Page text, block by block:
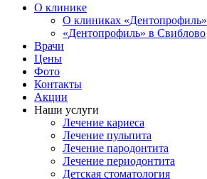
О клинике
О клиниках «Дентопрофиль»
«Дентопрофиль» в Свиблово
Врачи
Цены
Фото
Контакты
Акции
Наши услуги
Лечение кариеса
Лечение пульпита
Лечение пародонтита
Лечение периодонтита
Детская стоматология